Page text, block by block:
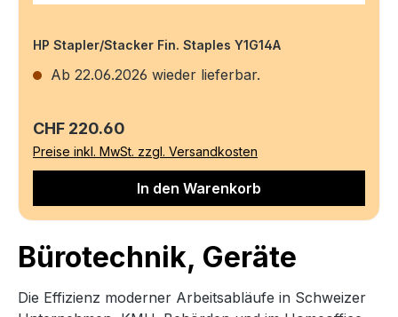
HP Stapler/Stacker Fin. Staples Y1G14A
Ab 22.06.2026 wieder lieferbar.
Regulärer Preis:
CHF 220.60
Preise inkl. MwSt. zzgl. Versandkosten
In den Warenkorb
Bürotechnik, Geräte
Die Effizienz moderner Arbeitsabläufe in Schweizer